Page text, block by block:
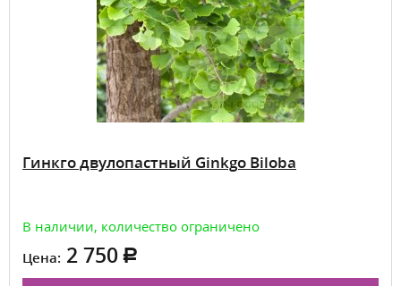
Гинкго двулопастный Ginkgo Biloba​
В наличии, количество ограничено
Цена: 2 750